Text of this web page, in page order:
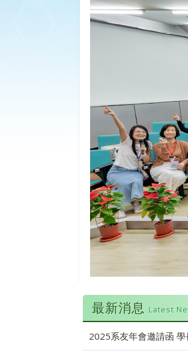
最新消息 Latest
2025系友年會邀請函 學